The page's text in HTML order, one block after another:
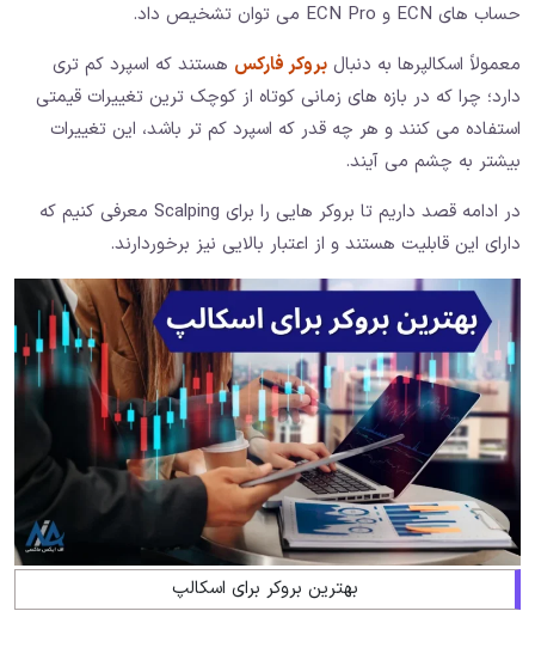
حساب های ECN و ECN Pro می توان تشخیص داد.
معمولاً اسکالپرها به دنبال بروکر فارکس هستند که اسپرد کم تری
دارد؛ چرا که در بازه های زمانی کوتاه از کوچک ترین تغییرات قیمتی
استفاده می کنند و هر چه قدر که اسپرد کم تر باشد، این تغییرات
بیشتر به چشم می آیند.
در ادامه قصد داریم تا بروکر هایی را برای Scalping معرفی کنیم که
دارای این قابلیت هستند و از اعتبار بالایی نیز برخوردارند.
بهترین بروکر برای اسکالپ